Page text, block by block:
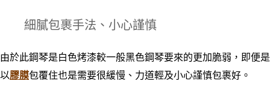
細膩包裹手法、小心謹慎
由於此鋼琴是白色烤漆較一般黑色鋼琴要來的更加脆弱，即便是
以膠膜包覆住也是需要很緩慢、力道輕及小心謹慎包裹好 。